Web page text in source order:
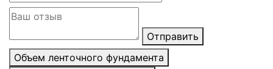
Отправить
Объем ленточного фундамента